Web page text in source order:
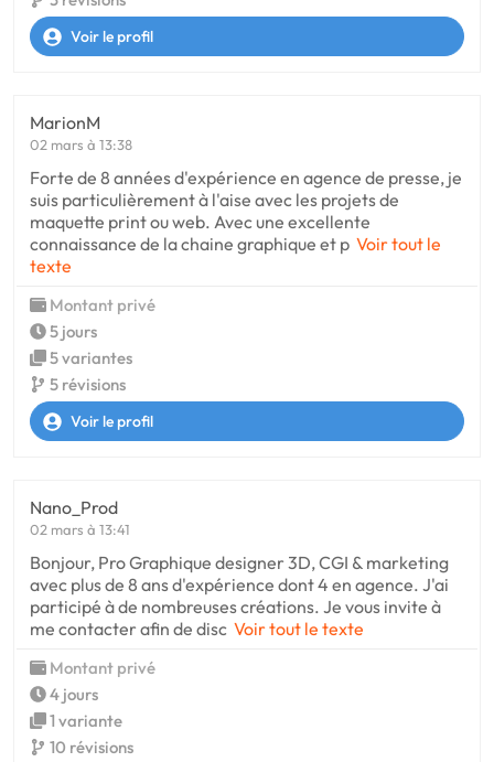
Voir le profil
MarionM
02 mars à 13:38
Forte de 8 années d'expérience en agence de presse, je
suis particulièrement à l'aise avec les projets de
maquette print ou web. Avec une excellente
connaissance de la chaine graphique et p Voir tout le
texte
Montant privé
5 jours
5 variantes
5 révisions
Voir le profil
Nano_Prod
02 mars à 13:41
Bonjour, Pro Graphique designer 3D, CGI & marketing
avec plus de 8 ans d'expérience dont 4 en agence. J'ai
participé à de nombreuses créations. Je vous invite à
me contacter afin de disc Voir tout le texte
Montant privé
4 jours
1 variante
10 révisions